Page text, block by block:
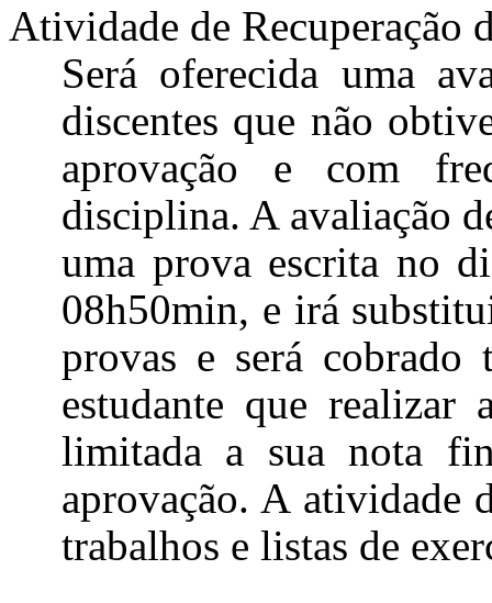
Atividade de Recuperação
Será oferecida uma
discentes que não
aprovação e com
disciplina. A avaliação
uma prova escrita no
08h50min, e irá
provas e será
estudante que realizar
limitada a sua nota
aprovação. A atividade
trabalhos e listas de